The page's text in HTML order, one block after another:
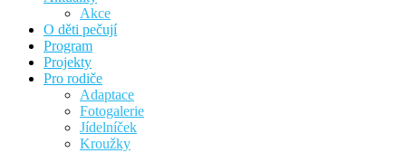
Akce
O děti pečují
Program
Projekty
Pro rodiče
Adaptace
Fotogalerie
Jídelníček
Kroužky